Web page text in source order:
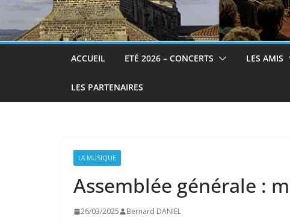
ACCUEIL ETÉ 2026 – CONCERTS LES AMIS
LES PARTENAIRES
LA MUSIQUE
Assemblée générale :
26/03/2025 Bernard DANIEL